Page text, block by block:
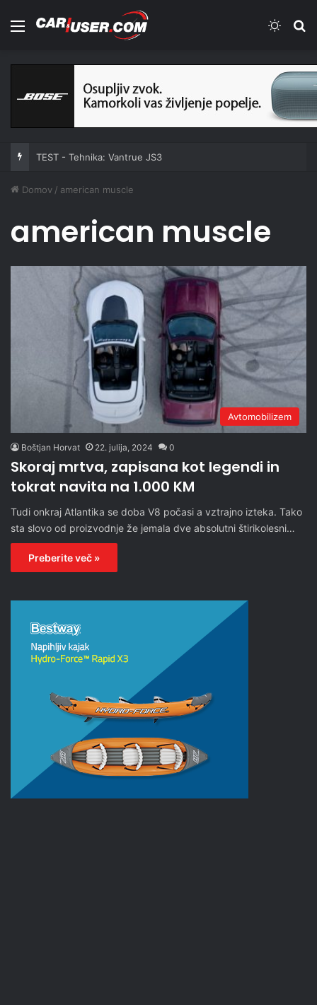
Meni
TEST - Tehnika: Vantrue JS3
Domov / american muscle
american muscle
Avtomobilizem
Boštjan Horvat 22. julija, 2024 0
Skoraj mrtva, zapisana kot legendi in
tokrat navita na 1.000 KM
Tudi onkraj Atlantika se doba V8 počasi a vztrajno izteka. Tako
sta slovo od proizvodnje že jemala dve absolutni štirikolesni…
Preberite več »